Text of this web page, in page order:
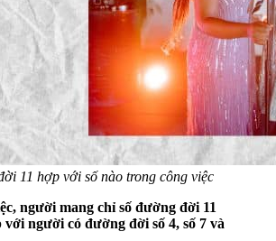
11 hợp với số nào trong công việc
người mang chỉ số đường đời 11
với người có đường đời số 4, số 7 và